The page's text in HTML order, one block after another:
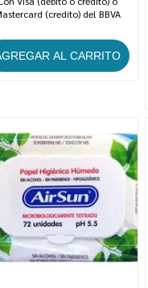
(credito) del BBVA